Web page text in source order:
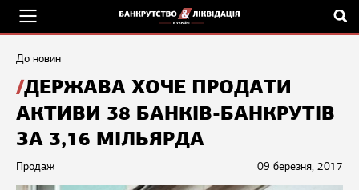
До новин
ДЕРЖАВА ХОЧЕ ПРОДАТИ
АКТИВИ 38 БАНКІВ-БАНКРУТІВ
ЗА 3,16 МІЛЬЯРДА
09 березня, 2017
Продаж